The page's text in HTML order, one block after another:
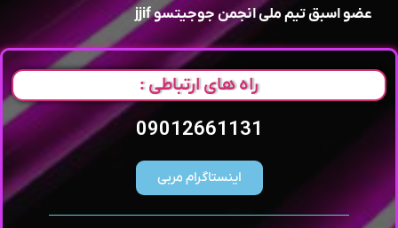
عضو اسبق تیم ملی انجمن جوجیتسو jjif
راه های ارتباطی :
09012661131
اینستاگرام مربی